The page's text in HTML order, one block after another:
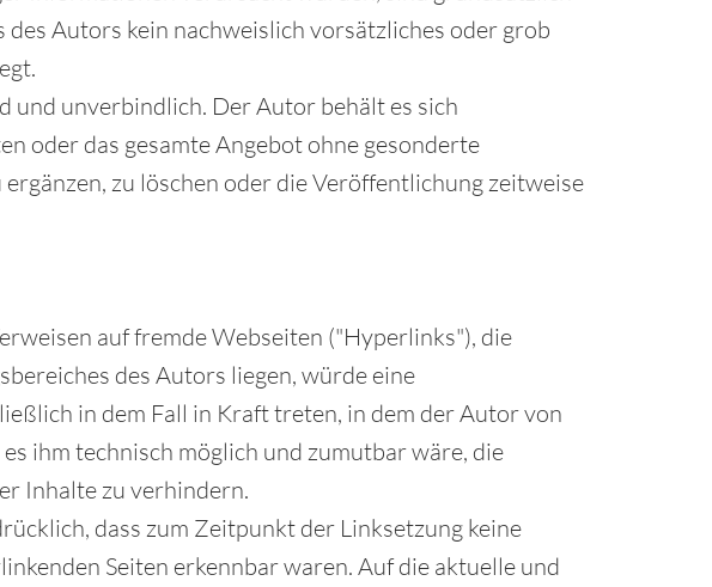
des Autors kein nachweislich vorsätzliches oder grob
und unverbindlich. Der Autor behält es sich
oder das gesamte Angebot ohne gesonderte
zu löschen oder die Veröffentlichung zeitweise
auf fremde Webseiten ("Hyperlinks"), die
des Autors liegen, würde eine
in dem Fall in Kraft treten, in dem der Autor von
ihm technisch möglich und zumutbar wäre, die
Inhalte zu verhindern.
dass zum Zeitpunkt der Linksetzung keine
Seiten erkennbar waren. Auf die aktuelle und